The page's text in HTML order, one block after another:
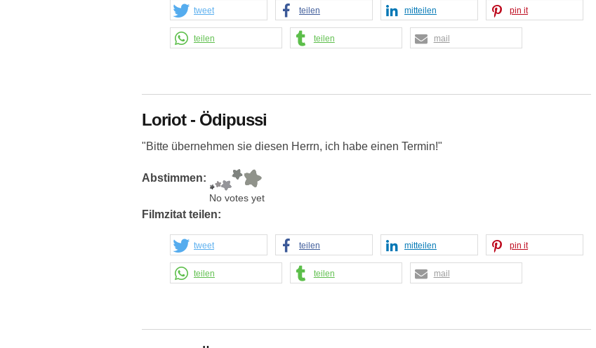
tweet teilen mitteilen pin it
teilen teilen mail
Loriot - Ödipussi
"Bitte übernehmen sie diesen Herrn, ich habe einen Termin!"
Abstimmen:
No votes yet
Filmzitat teilen:
tweet teilen mitteilen pin it
teilen teilen mail